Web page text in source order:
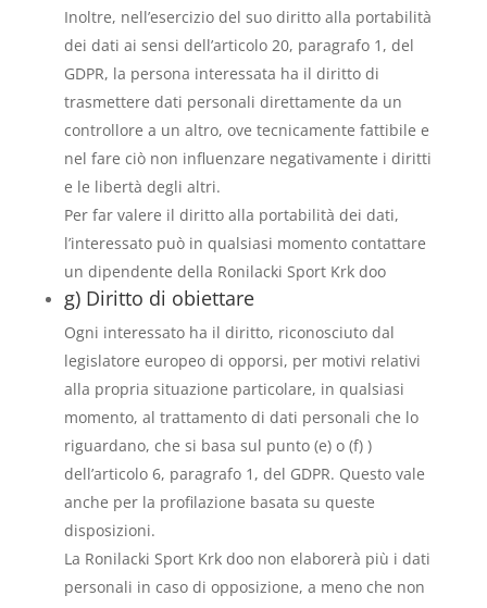
Inoltre, nell’esercizio del suo diritto alla portabilità
dei dati ai sensi dell’articolo 20, paragrafo 1, del
GDPR, la persona interessata ha il diritto di
trasmettere dati personali direttamente da un
controllore a un altro, ove tecnicamente fattibile e
nel fare ciò non influenzare negativamente i diritti
e le libertà degli altri.
Per far valere il diritto alla portabilità dei dati,
l’interessato può in qualsiasi momento contattare
un dipendente della Ronilacki Sport Krk doo
g) Diritto di obiettare
Ogni interessato ha il diritto, riconosciuto dal
legislatore europeo di opporsi, per motivi relativi
alla propria situazione particolare, in qualsiasi
momento, al trattamento di dati personali che lo
riguardano, che si basa sul punto (e) o (f) )
dell’articolo 6, paragrafo 1, del GDPR. Questo vale
anche per la profilazione basata su queste
disposizioni.
La Ronilacki Sport Krk doo non elaborerà più i dati
personali in caso di opposizione, a meno che non